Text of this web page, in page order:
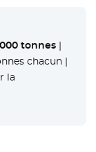
tonnes |
chacun |
la